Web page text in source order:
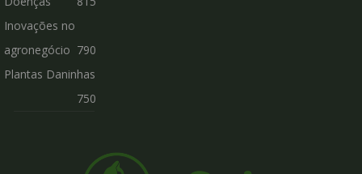
Inovações no
agronegócio 790
Plantas Daninhas
750